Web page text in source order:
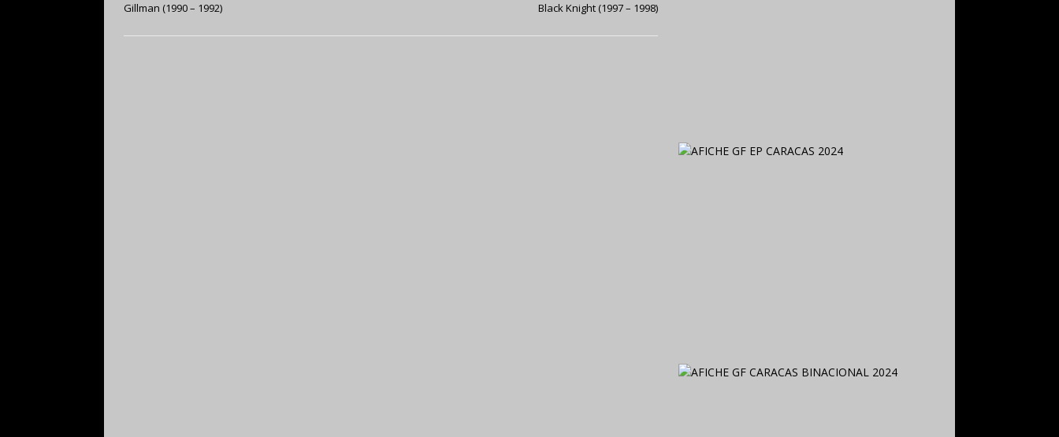
Gillman (1990 – 1992) Black Knight (1997 – 1998)